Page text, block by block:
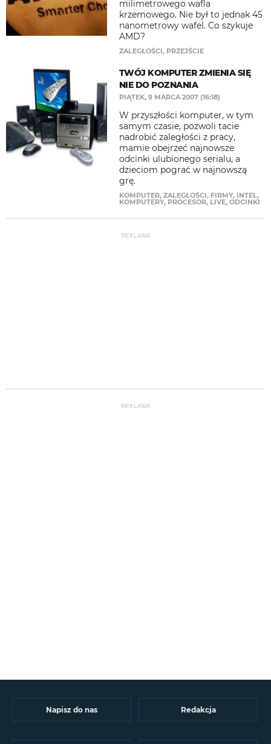
milimetrowego wafla
krzemowego. Nie był to jednak 45
nanometrowy wafel. Co szykuje
AMD?
ZALEGŁOŚCI, PRZEJŚCIE
TWÓJ KOMPUTER ZMIENIA SIĘ
NIE DO POZNANIA
PIĄTEK, 9 MARCA 2007 (16:18)
W przyszłości komputer, w tym
samym czasie, pozwoli tacie
nadrobić zaległości z pracy,
mamie obejrzeć najnowsze
odcinki ulubionego serialu, a
dzieciom pograć w najnowszą
grę.
KOMPUTER, ZALEGŁOŚCI, FIRMY, INTEL,
KOMPUTERY, PROCESOR, LIVE, ODCINKI
REKLAMA
REKLAMA
Napisz do nas Redakcja